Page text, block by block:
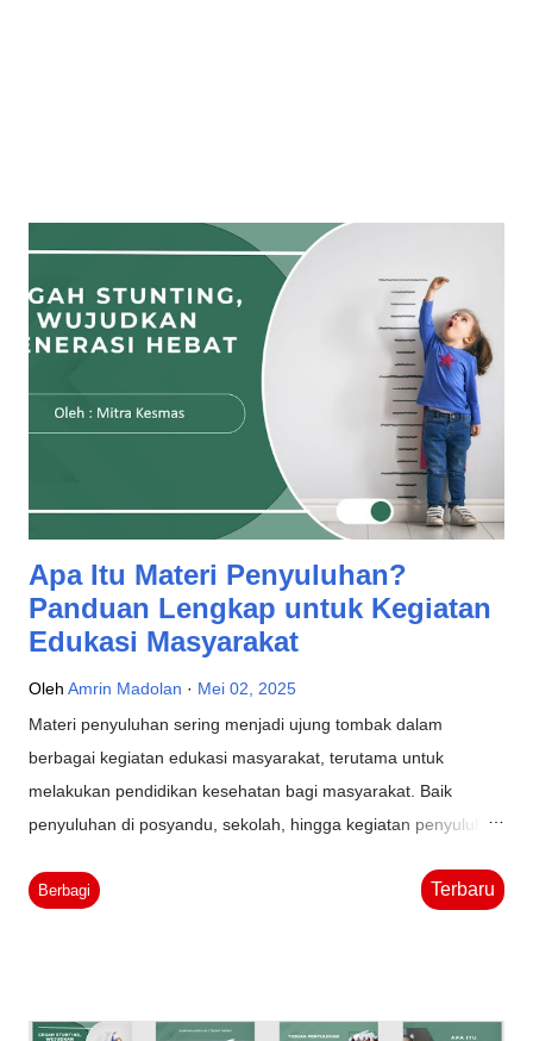
Apa Itu Materi Penyuluhan?
Panduan Lengkap untuk Kegiatan
Edukasi Masyarakat
Oleh Amrin Madolan
Mei 02, 2025
Materi penyuluhan sering menjadi ujung tombak dalam
berbagai kegiatan edukasi masyarakat, terutama untuk
melakukan pendidikan kesehatan bagi masyarakat. Baik
penyuluhan di posyandu, sekolah, hingga kegiatan penyuluhan
edukatif yang mudah dipahami, relevan, dan berbasis ilmiah.
perubahan perilaku masyarakat? Tulisan ini akan membahas
Berbagi Terbaru